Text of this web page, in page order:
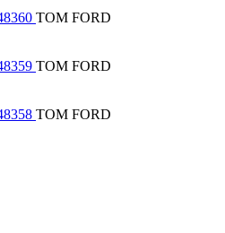
TOM FORD
TOM FORD
TOM FORD